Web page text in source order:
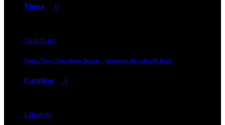
Mona 0
Skin Care
Gama Dove Nourishing Secrets – inspirata din colturile lumii
Catalina 1
Lifestyle